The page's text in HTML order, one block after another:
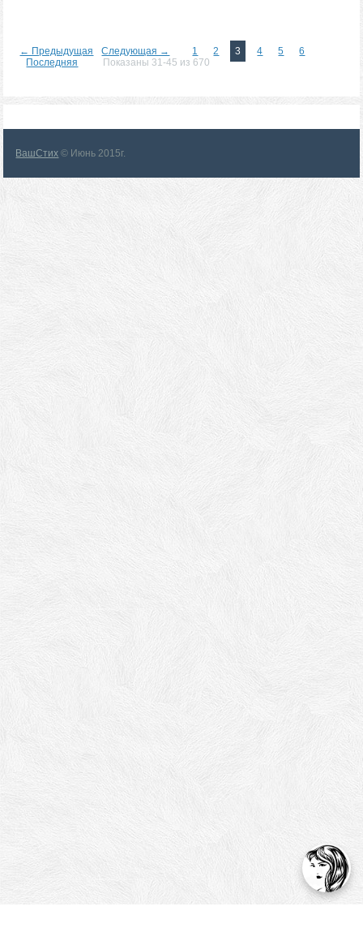
← Предыдущая Следующая → 1 2 3 4 5
6
Последняя
Показаны 31-45 из 670
ВашСтих © Июнь 2015г.